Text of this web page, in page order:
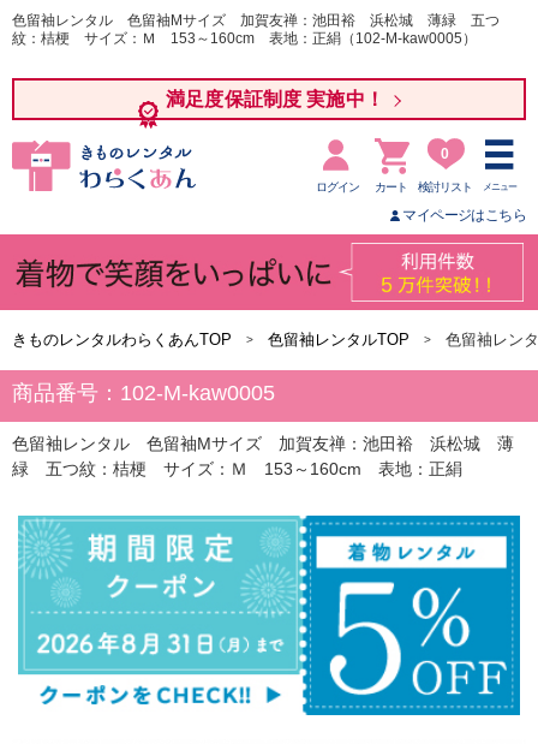
色留袖レンタル 色留袖Mサイズ 加賀友禅：池田裕 浜松城 薄緑 五つ
紋：桔梗 サイズ：Ｍ 153～160cm 表地：正絹（102-M-kaw0005）
満足度保証制度 実施中！
ログイン カート
0
検討リスト メニュー
マイページはこちら
きものレンタルわらくあんTOP 色留袖レンタルTOP 色留袖レン
商品番号：102-M-kaw0005
色留袖レンタル 色留袖Mサイズ 加賀友禅：池田裕 浜松城 薄
緑 五つ紋：桔梗 サイズ：Ｍ 153～160cm 表地：正絹